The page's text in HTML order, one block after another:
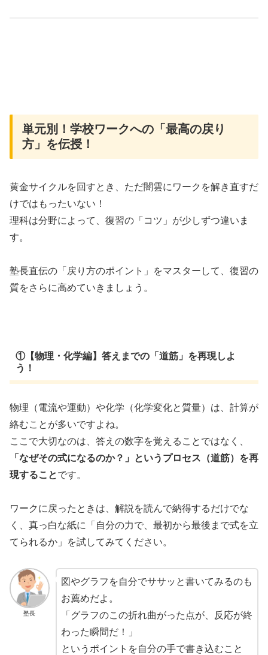
単元別！学校ワークへの「最高の戻り
方」を伝授！
黄金サイクルを回すとき、ただ闇雲にワークを解き直すだ
けではもったいない！
理科は分野によって、復習の「コツ」が少しずつ違いま
す。
塾長直伝の「戻り方のポイント」をマスターして、復習の
質をさらに高めていきましょう。
①【物理・化学編】答えまでの「道筋」を再現しよ
う！
物理（電流や運動）や化学（化学変化と質量）は、計算が
絡むことが多いですよね。
ここで大切なのは、答えの数字を覚えることではなく、
「なぜその式になるのか？」というプロセス（道筋）を再
現することです。
ワークに戻ったときは、解説を読んで納得するだけでな
く、真っ白な紙に「自分の力で、最初から最後まで式を立
てられるか」を試してみてください。
塾長
図やグラフを自分でササッと書いてみるのも
お薦めだよ。
「グラフのこの折れ曲がった点が、反応が終
わった瞬間だ！」
というポイントを自分の手で書き込むこと